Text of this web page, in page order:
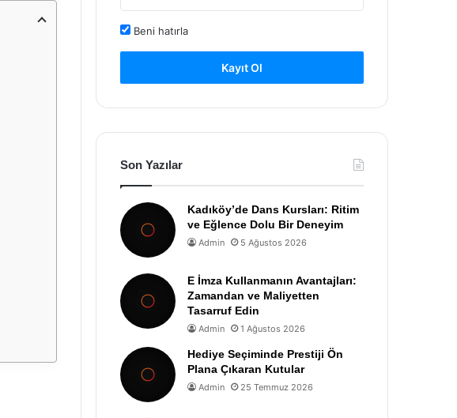
Beni hatırla
Kayıt Ol
Son Yazılar
Kadıköy’de Dans Kursları: Ritim
ve Eğlence Dolu Bir Deneyim
Admin 5 Ağustos 2026
E İmza Kullanmanın Avantajları:
Zamandan ve Maliyetten
Tasarruf Edin
Admin 1 Ağustos 2026
Hediye Seçiminde Prestiji Ön
Plana Çıkaran Kutular
Admin 25 Temmuz 2026